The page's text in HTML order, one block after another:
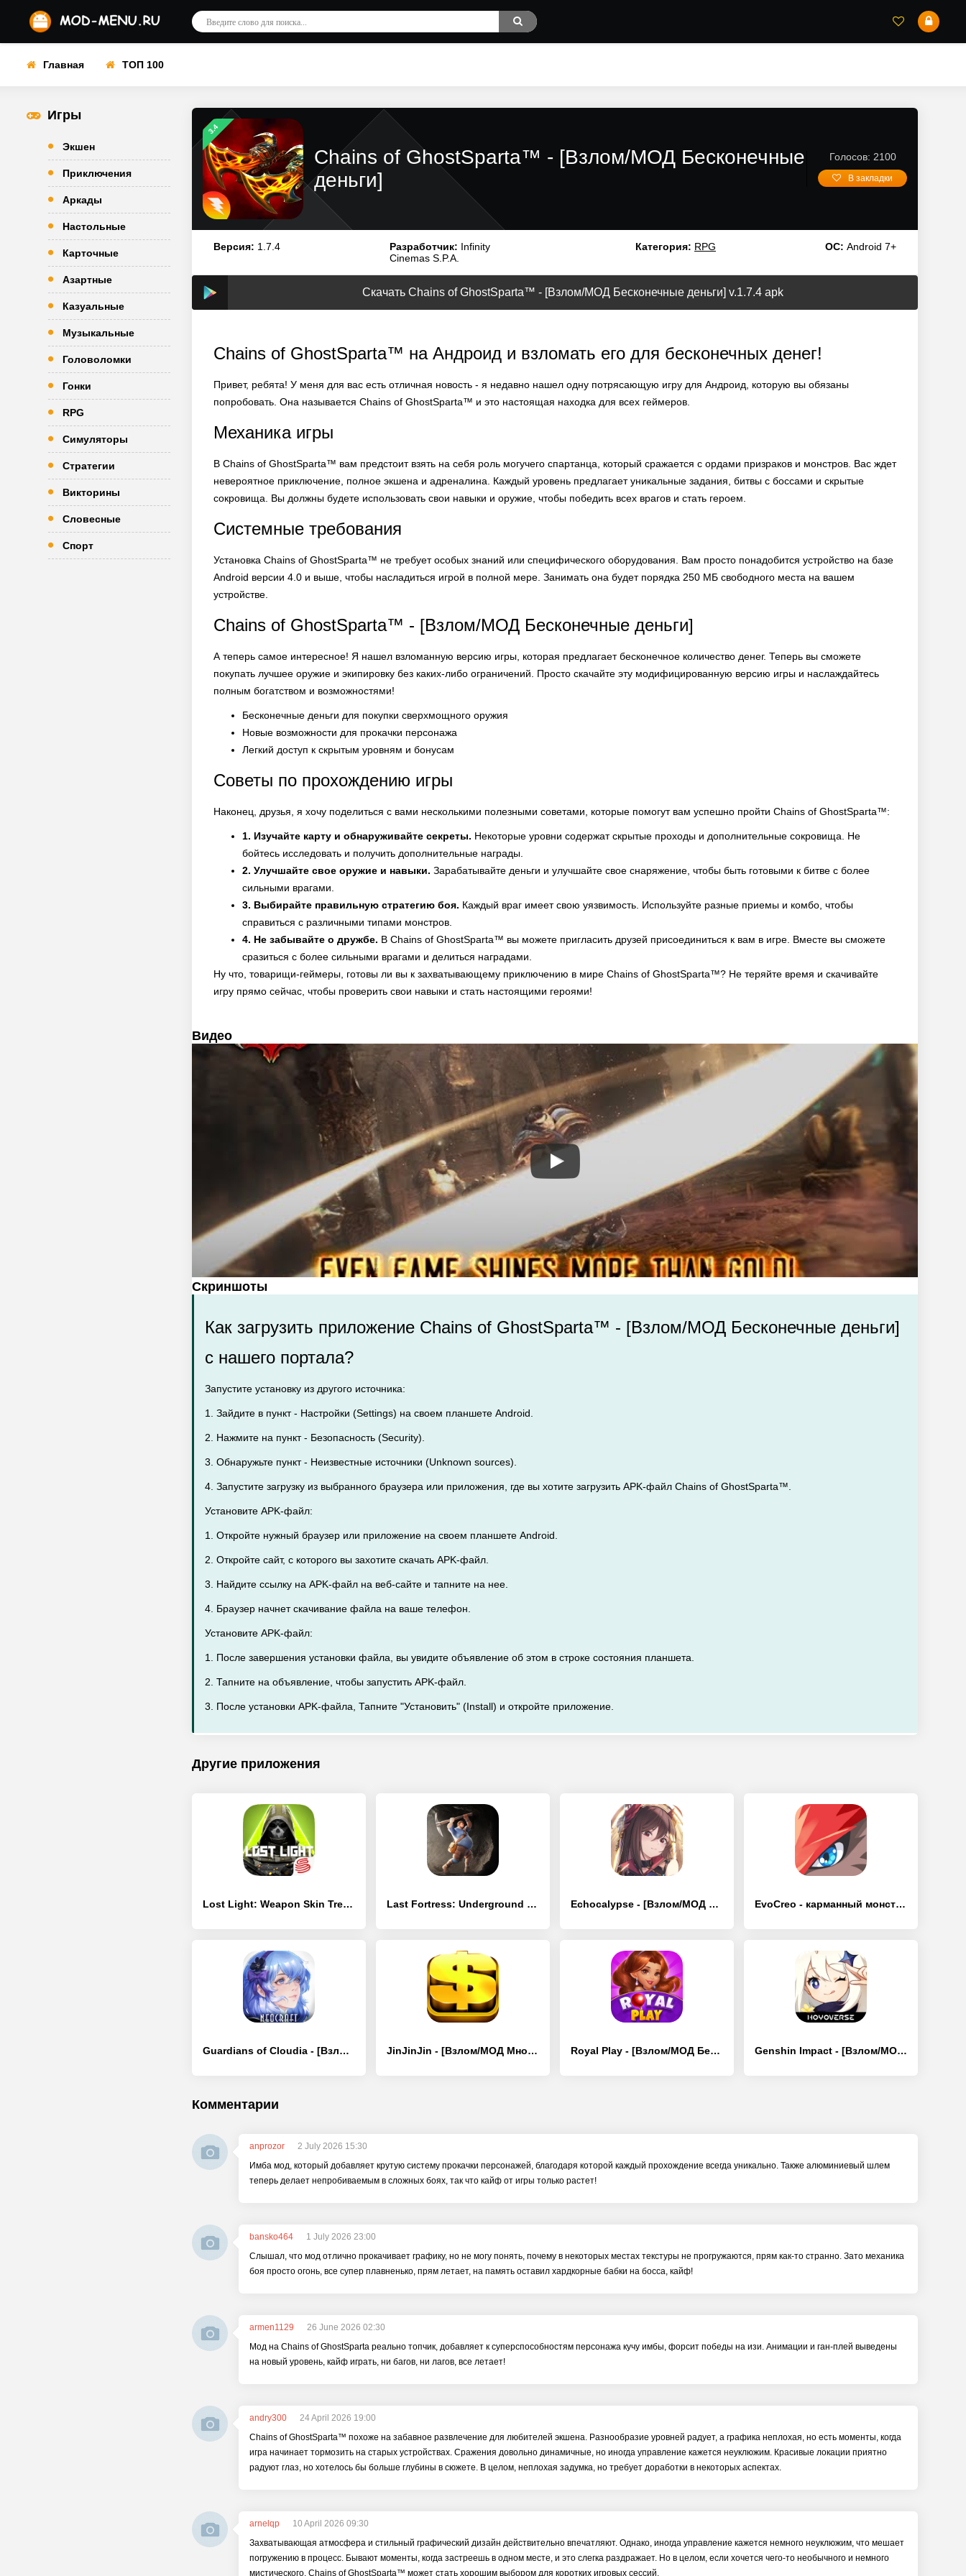
Главная ТОП 100
Игры
Экшен
Приключения
Аркады
Настольные
Карточные
Азартные
Казуальные
Музыкальные
Головоломки
Гонки
RPG
Симуляторы
Стратегии
Викторины
Словесные
Спорт
3.4
Chains of GhostSparta™ - [Взлом/МОД Бесконечные
деньги]
Голосов: 2100
В закладки
Версия: 1.7.4 Разработчик: Infinity
Cinemas S.P.A.
Категория: RPG ОС: Android 7+
Скачать Chains of GhostSparta™ - [Взлом/МОД Бесконечные деньги] v.1.7.4 apk
Chains of GhostSparta™ на Андроид и взломать его для бесконечных денег!
Привет, ребята! У меня для вас есть отличная новость - я недавно нашел одну потрясающую игру для Андроид, которую вы обязаны
попробовать. Она называется Chains of GhostSparta™ и это настоящая находка для всех геймеров.
Механика игры
В Chains of GhostSparta™ вам предстоит взять на себя роль могучего спартанца, который сражается с ордами призраков и монстров. Вас ждет
невероятное приключение, полное экшена и адреналина. Каждый уровень предлагает уникальные задания, битвы с боссами и скрытые
сокровища. Вы должны будете использовать свои навыки и оружие, чтобы победить всех врагов и стать героем.
Системные требования
Установка Chains of GhostSparta™ не требует особых знаний или специфического оборудования. Вам просто понадобится устройство на базе
Android версии 4.0 и выше, чтобы насладиться игрой в полной мере. Занимать она будет порядка 250 МБ свободного места на вашем
устройстве.
Chains of GhostSparta™ - [Взлом/МОД Бесконечные деньги]
А теперь самое интересное! Я нашел взломанную версию игры, которая предлагает бесконечное количество денег. Теперь вы сможете
покупать лучшее оружие и экипировку без каких-либо ограничений. Просто скачайте эту модифицированную версию игры и наслаждайтесь
полным богатством и возможностями!
Бесконечные деньги для покупки сверхмощного оружия
Новые возможности для прокачки персонажа
Легкий доступ к скрытым уровням и бонусам
Советы по прохождению игры
Наконец, друзья, я хочу поделиться с вами несколькими полезными советами, которые помогут вам успешно пройти Chains of GhostSparta™:
1. Изучайте карту и обнаруживайте секреты. Некоторые уровни содержат скрытые проходы и дополнительные сокровища. Не
бойтесь исследовать и получить дополнительные награды.
2. Улучшайте свое оружие и навыки. Зарабатывайте деньги и улучшайте свое снаряжение, чтобы быть готовыми к битве с более
сильными врагами.
3. Выбирайте правильную стратегию боя. Каждый враг имеет свою уязвимость. Используйте разные приемы и комбо, чтобы
справиться с различными типами монстров.
4. Не забывайте о дружбе. В Chains of GhostSparta™ вы можете пригласить друзей присоединиться к вам в игре. Вместе вы сможете
сразиться с более сильными врагами и делиться наградами.
Ну что, товарищи-геймеры, готовы ли вы к захватывающему приключению в мире Chains of GhostSparta™? Не теряйте время и скачивайте
игру прямо сейчас, чтобы проверить свои навыки и стать настоящими героями!
Видео
Скриншоты
Как загрузить приложение Chains of GhostSparta™ - [Взлом/МОД Бесконечные деньги]
с нашего портала?
Запустите установку из другого источника:
1. Зайдите в пункт - Настройки (Settings) на своем планшете Android.
2. Нажмите на пункт - Безопасность (Security).
3. Обнаружьте пункт - Неизвестные источники (Unknown sources).
4. Запустите загрузку из выбранного браузера или приложения, где вы хотите загрузить APK-файл Chains of GhostSparta™.
Установите APK-файл:
1. Откройте нужный браузер или приложение на своем планшете Android.
2. Откройте сайт, с которого вы захотите скачать APK-файл.
3. Найдите ссылку на APK-файл на веб-сайте и тапните на нее.
4. Браузер начнет скачивание файла на ваше телефон.
Установите APK-файл:
1. После завершения установки файла, вы увидите объявление об этом в строке состояния планшета.
2. Тапните на объявление, чтобы запустить APK-файл.
3. После установки APK-файла, Тапните "Установить" (Install) и откройте приложение.
Другие приложения
Lost Light: Weapon Skin Treat - [Взлом/МОД Бесконечные деньги] Last Fortress: Underground - [Взлом/МОД Unlocked] Echocalypse - [Взлом/МОД Много денег] EvoCreo - карманный монстр - [Взлом/МОД Бесконечные деньги]
Guardians of Cloudia - [Взлом/МОД Бесконечные деньги] JinJinJin - [Взлом/МОД Много денег] Royal Play - [Взлом/МОД Бесконечные деньги] Genshin Impact - [Взлом/МОД Бесконечные деньги]
Комментарии
anprozor
2 July 2026 15:30
Имба мод, который добавляет крутую систему прокачки персонажей, благодаря которой каждый прохождение всегда уникально. Также алюминиевый шлем
теперь делает непробиваемым в сложных боях, так что кайф от игры только растет!
bansko464
1 July 2026 23:00
Слышал, что мод отлично прокачивает графику, но не могу понять, почему в некоторых местах текстуры не прогружаются, прям как-то странно. Зато механика
боя просто огонь, все супер плавненько, прям летает, на память оставил хардкорные бабки на босса, кайф!
armen1129
26 June 2026 02:30
Мод на Chains of GhostSparta реально топчик, добавляет к суперспособностям персонажа кучу имбы, форсит победы на изи. Анимации и ган-плей выведены
на новый уровень, кайф играть, ни багов, ни лагов, все летает!
andry300
24 April 2026 19:00
Chains of GhostSparta™ похоже на забавное развлечение для любителей экшена. Разнообразие уровней радует, а графика неплохая, но есть моменты, когда
игра начинает тормозить на старых устройствах. Сражения довольно динамичные, но иногда управление кажется неуклюжим. Красивые локации приятно
радуют глаз, но хотелось бы больше глубины в сюжете. В целом, неплохая задумка, но требует доработки в некоторых аспектах.
arnelqp
10 April 2026 09:30
Захватывающая атмосфера и стильный графический дизайн действительно впечатляют. Однако, иногда управление кажется немного неуклюжим, что мешает
погружению в процесс. Бывают моменты, когда застреешь в одном месте, и это слегка раздражает. Но в целом, если хочется чего-то необычного и немного
мистического, Chains of GhostSparta™ может стать хорошим выбором для коротких игровых сессий.